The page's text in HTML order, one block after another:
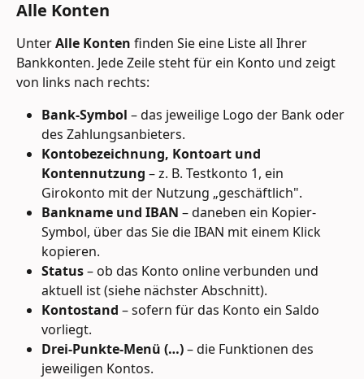
Alle Konten
Unter Alle Konten finden Sie eine Liste all Ihrer
Bankkonten. Jede Zeile steht für ein Konto und zeigt
von links nach rechts:
Bank-Symbol – das jeweilige Logo der Bank oder
des Zahlungsanbieters.
Kontobezeichnung, Kontoart und
Kontennutzung – z. B. Testkonto 1, ein
Girokonto mit der Nutzung „geschäftlich".
Bankname und IBAN – daneben ein Kopier-
Symbol, über das Sie die IBAN mit einem Klick
kopieren.
Status – ob das Konto online verbunden und
aktuell ist (siehe nächster Abschnitt).
Kontostand – sofern für das Konto ein Saldo
vorliegt.
Drei-Punkte-Menü (…) – die Funktionen des
jeweiligen Kontos.